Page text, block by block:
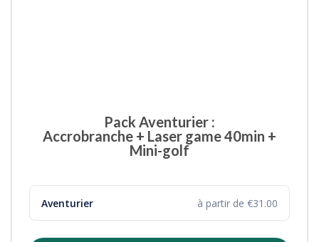
Pack Aventurier :
Accrobranche + Laser game 40min +
Mini-golf
Aventurier à partir de €31.00